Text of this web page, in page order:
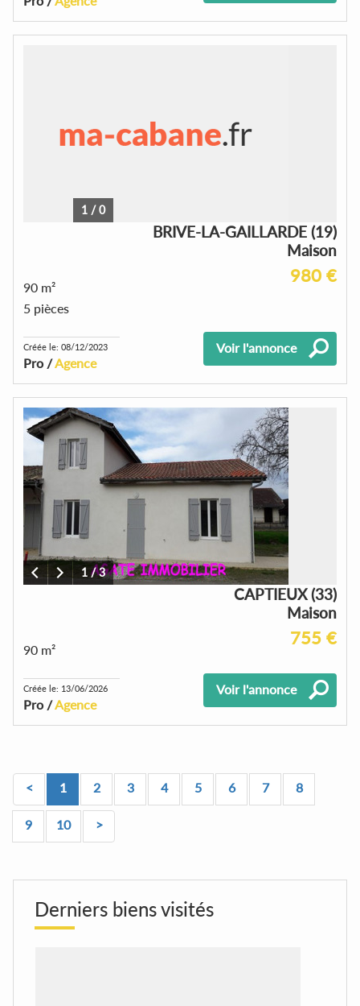
1 /0
BRIVE-LA-GAILLARDE (19)
Maison
980 €
90 m²
5 pièces
Créée le: 08/12/2023
Pro /Agence
Voir l'annonce
1 /3
CAPTIEUX (33)
Maison
755 €
90 m²
Créée le: 13/06/2026
Pro /Agence
Voir l'annonce
< 1 2 3 4 5 6 7 8
9 10 >
Derniers biens visités